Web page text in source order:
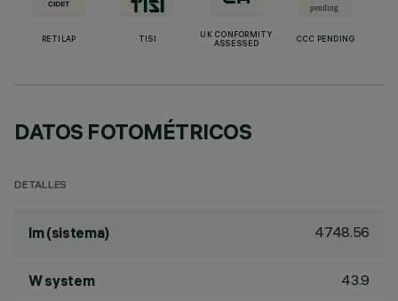
RETILAP TISI
UK CONFORMITY
ASSESSED
CCC PENDING
DATOS FOTOMÉTRICOS
DETALLES
lm (sistema) 4748.56
W system 43.9